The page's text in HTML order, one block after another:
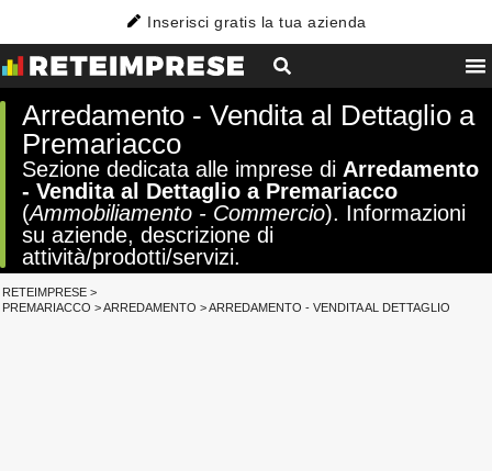
Inserisci gratis la tua azienda
Arredamento - Vendita al Dettaglio a
Premariacco
Sezione dedicata alle imprese di Arredamento
- Vendita al Dettaglio a Premariacco
(Ammobiliamento - Commercio). Informazioni
su aziende, descrizione di
attività/prodotti/servizi.
RETEIMPRESE >
PREMARIACCO >ARREDAMENTO >ARREDAMENTO - VENDITA AL DETTAGLIO